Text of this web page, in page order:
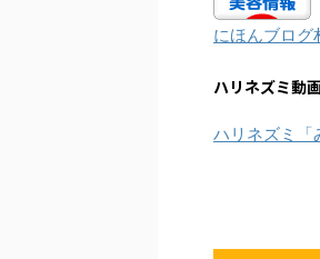
にほんブログ
ハリネズミ動
ハリネズミ「